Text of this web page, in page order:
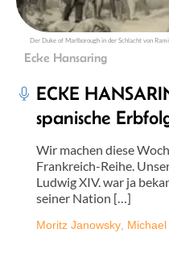
Der Duke of Marlborough in der Schlacht von
Ecke Hansaring
ECKE
spanische
Wir machen diese
Frankreich-Reihe.
Ludwig XIV. war ja
seiner Nation […]
Moritz Janowsky